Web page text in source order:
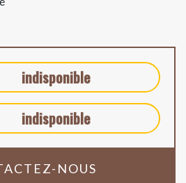
indisponible
indisponible
NOUS